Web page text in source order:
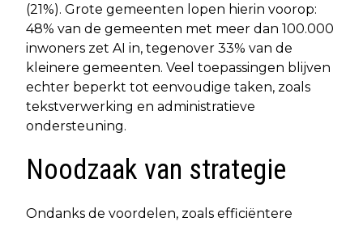
(21%). Grote gemeenten lopen hierin voorop:
48% van de gemeenten met meer dan 100.000
inwoners zet AI in, tegenover 33% van de
kleinere gemeenten. Veel toepassingen blijven
echter beperkt tot eenvoudige taken, zoals
tekstverwerking en administratieve
ondersteuning.
Noodzaak van strategie
Ondanks de voordelen, zoals efficiëntere